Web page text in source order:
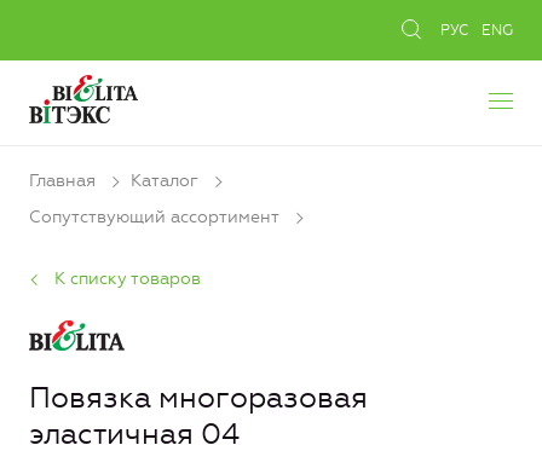
РУС ENG
Главная
Каталог
Сопутствующий ассортимент
К списку товаров
Повязка многоразовая
эластичная 04